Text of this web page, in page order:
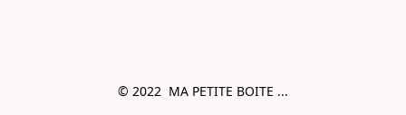
© 2022  MA PETITE BOITE ...